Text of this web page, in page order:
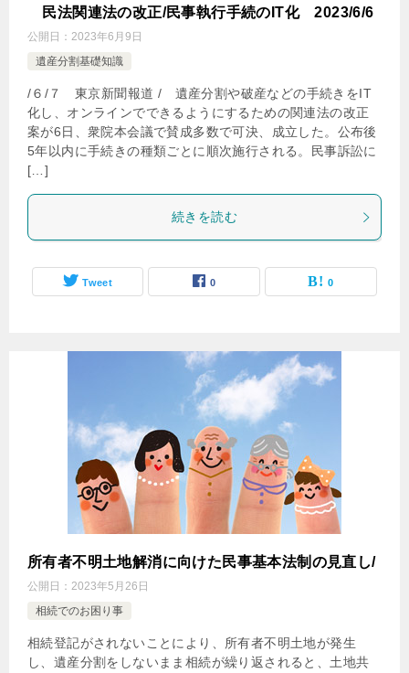
民法関連法の改正/民事執行手続のIT化 2023/6/6
公開日： 2023年6月9日
遺産分割基礎知識
/６/７ 東京新聞報道 / 遺産分割や破産などの手続きをIT
化し、オンラインでできるようにするための関連法の改正
案が6日、衆院本会議で賛成多数で可決、成立した。公布後
5年以内に手続きの種類ごとに順次施行される。民事訴訟に
[…]
続きを読む
Tweet 0 0
所有者不明土地解消に向けた民事基本法制の見直し/
公開日： 2023年5月26日
相続でのお困り事
相続登記がされないことにより、所有者不明土地が発生
し、遺産分割をしないまま相続が繰り返されると、土地共